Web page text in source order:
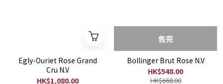
Egly-Ouriet Rose Grand
Cru N.V
HK$1,080.00
售完
Bollinger Brut Rose N.V
HK$548.00
HK$668.00